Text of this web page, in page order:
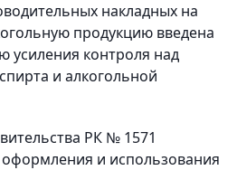
накладных на
продукцию введена
усиления контроля над
и алкогольной
РК № 1571
и использования